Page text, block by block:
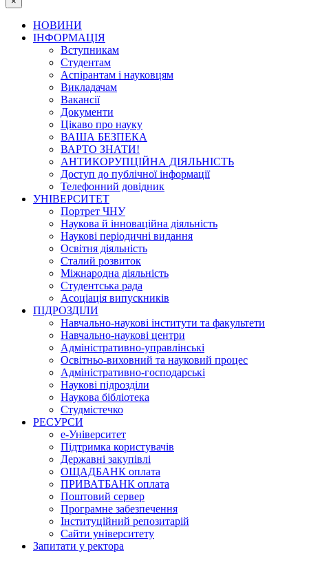
НОВИНИ
ІНФОРМАЦІЯ
Вступникам
Студентам
Аспірантам і науковцям
Викладачам
Вакансії
Документи
Цікаво про науку
ВАША БЕЗПЕКА
ВАРТО ЗНАТИ!
АНТИКОРУПЦІЙНА ДІЯЛЬНІСТЬ
Доступ до публічної інформації
Телефонний довідник
УНІВЕРСИТЕТ
Портрет ЧНУ
Наукова й інноваційна діяльність
Наукові періодичні видання
Освітня діяльність
Сталий розвиток
Міжнародна діяльність
Студентська рада
Асоціація випускників
ПІДРОЗДІЛИ
Навчально-наукові інститути та факультети
Навчально-наукові центри
Адміністративно-управлінські
Освітньо-виховний та науковий процес
Адміністративно-господарські
Наукові підрозділи
Наукова бібліотека
Студмістечко
РЕСУРСИ
е-Університет
Підтримка користувачів
Державні закупівлі
ОЩАДБАНК оплата
ПРИВАТБАНК оплата
Поштовий сервер
Програмне забезпечення
Інституційний репозитарій
Сайти університету
Запитати у ректора